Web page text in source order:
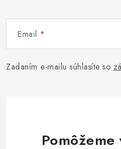
Email
Zadaním e-mailu súhlasíte so